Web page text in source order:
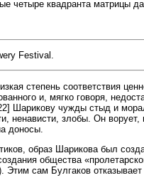
четыре квадранта матрицы
Festival.
степень соответствия
и, мягко говоря,
Шарикову чужды стыд и
ненависти, злобы. Он ворует,
доносы.
образ Шарикова был
общества
Этим сам Булгаков